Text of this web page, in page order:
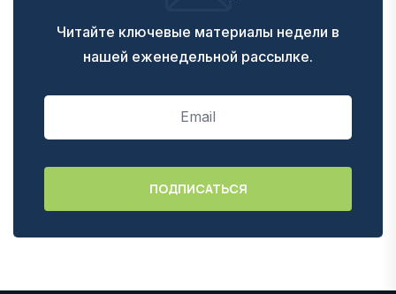
Читайте ключевые материалы недели в
нашей еженедельной рассылке.